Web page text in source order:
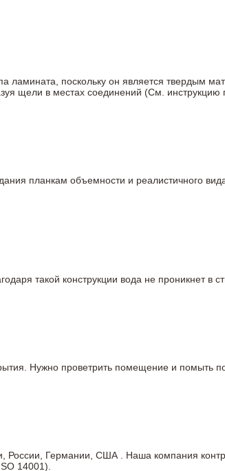
ламината, поскольку он является твердым
щели в местах соединений (См. инструкцию
планкам объемности и реалистичного
такой конструкции вода не проникнет в
Нужно проветрить помещение и
России, Германии, США . Наша компания
14001).